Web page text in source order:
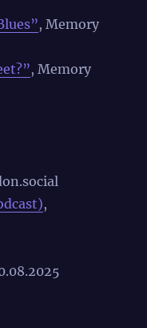
, Memory
, Memory
,